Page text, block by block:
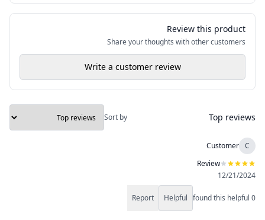
Review this product
Share your thoughts with other customers
Write a customer review
Top reviews
Sort by
C
Customer
Review
12/21/2024
0
found this helpful
Helpful
Report